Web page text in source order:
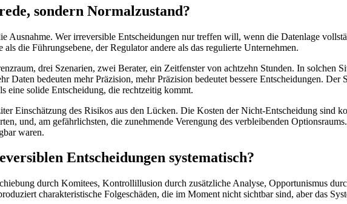
sondern Normalzustand?
Ausnahme. Wer irreversible Entscheidungen nur treffen will, wenn die Datenlage
die Führungsebene, der Regulator andere als das regulierte Unternehmen.
drei Szenarien, zwei Berater, ein Zeitfenster von achtzehn Stunden. In solchen
bedeuten mehr Präzision, mehr Präzision bedeutet bessere Entscheidungen.
eine solide Entscheidung, die rechtzeitig kommt.
Einschätzung des Risikos aus den Lücken. Die Kosten der Nicht-Entscheidung sind
und, am gefährlichsten, die zunehmende Verengung des verbleibenden
waren.
Entscheidungen systematisch?
durch Komitees, Kontrollillusion durch zusätzliche Analyse, Opportunismus
charakteristische Folgeschäden, die im Moment nicht sichtbar sind, aber das